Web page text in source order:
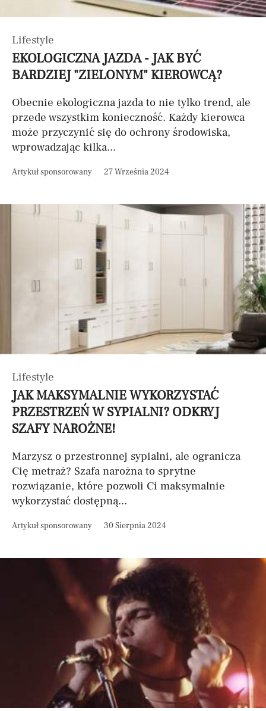
Lifestyle
EKOLOGICZNA JAZDA - JAK BYĆ
BARDZIEJ "ZIELONYM" KIEROWCĄ?
Obecnie ekologiczna jazda to nie tylko trend, ale
przede wszystkim konieczność. Każdy kierowca
może przyczynić się do ochrony środowiska,
wprowadzając kilka...
Artykuł sponsorowany 27 Września 2024
Lifestyle
JAK MAKSYMALNIE WYKORZYSTAĆ
PRZESTRZEŃ W SYPIALNI? ODKRYJ
SZAFY NAROŻNE!
Marzysz o przestronnej sypialni, ale ogranicza
Cię metraż? Szafa narożna to sprytne
rozwiązanie, które pozwoli Ci maksymalnie
wykorzystać dostępną...
Artykuł sponsorowany 30 Sierpnia 2024